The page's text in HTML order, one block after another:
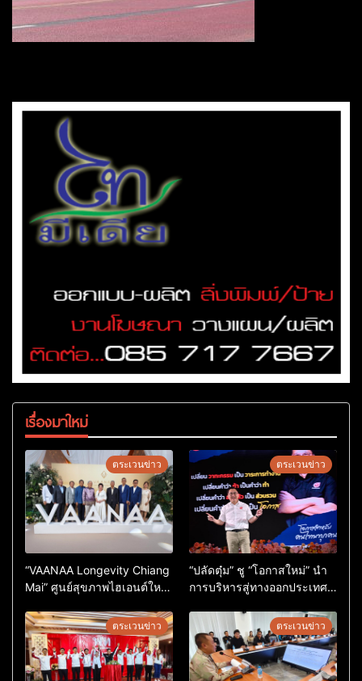
เรื่องมาใหม่
ตระเวนข่าว
“VAANAA Longevity Chiang
Mai” ศูนย์สุขภาพไฮเอนต์ใหญ่
ตระเวนข่าว
“ปลัดตุ๋ม” ชู “โอกาสใหม่” นำ
การบริหารสู่ทางออกประเทศ
ตระเวนข่าว ตระเวนข่าว